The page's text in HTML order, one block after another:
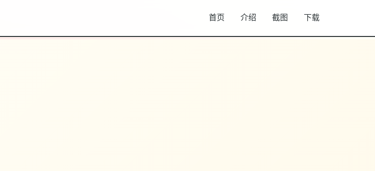
首页 介绍 截图 下载